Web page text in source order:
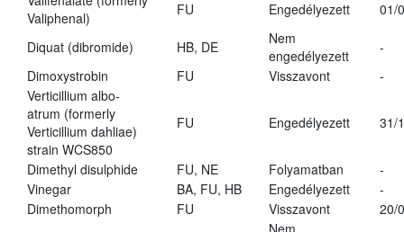
Valiphenal)
FU Engedélyezett 01/
Diquat (dibromide) HB, DE
Nem
engedélyezett
-
Dimoxystrobin
FU Visszavont
-
Verticillium albo-
atrum (formerly
Verticillium dahliae)
strain WCS850
FU Engedélyezett 31/
Dimethyl disulphide FU, NE Folyamatban
-
Vinegar
BA, FU, HB Engedélyezett
-
Dimethomorph
FU Visszavont
20/